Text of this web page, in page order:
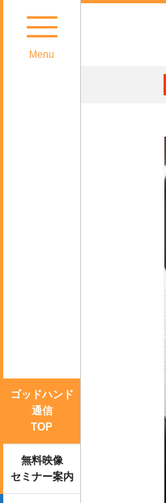
Menu
ゴッドハンド
通信
TOP
無料映像
セミナー案内